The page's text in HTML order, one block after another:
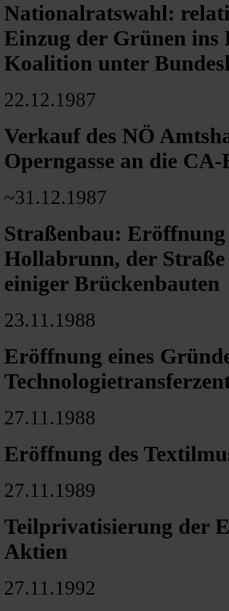
Nationalratswahl:
Einzug der Grünen ins
Koalition unter
22.12.1987
Verkauf des NÖ
Operngasse an die
~31.12.1987
Straßenbau:
Hollabrunn, der
einiger Brückenbauten
23.11.1988
Eröffnung eines
27.11.1988
Eröffnung des
27.11.1989
Teilprivatisierung der
Aktien
27.11.1992